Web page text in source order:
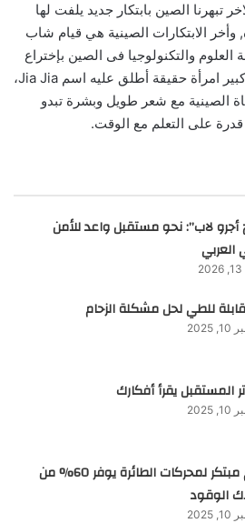
تبهرنا الصين بابتكار جديد يلفت لها
وأخر الابتكارات الصينية هي قيام شاب
والتكنولوجيا فى الصين بإختراع
روبوت جديدا يشبه إلى حد كبير امرأة حقيقة أطلق عليه اسم Jia Jia،
الصينية مع شعر طويل وبشرة تبدو
قدرة على التعلم مع الوقت.
أجرو لاب”: نحو مستقبل واعد للأمن
العربي
للطي لحل مشكلة الزحام
المستقبل يقرأ أفكارك
تصميم مبتكر لمحركات الطائرة يوفر 60% من
الوقود